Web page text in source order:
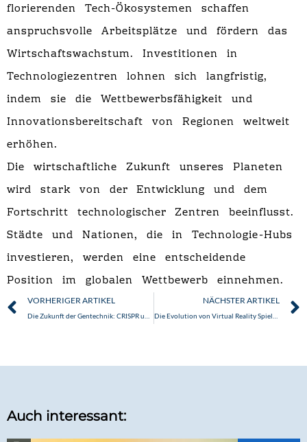
florierenden Tech-Ökosystemen schaffen
anspruchsvolle Arbeitsplätze und fördern das
Wirtschaftswachstum. Investitionen in
Technologiezentren lohnen sich langfristig,
indem sie die Wettbewerbsfähigkeit und
Innovationsbereitschaft von Regionen weltweit
erhöhen.
Die wirtschaftliche Zukunft unseres Planeten
wird stark von der Entwicklung und dem
Fortschritt technologischer Zentren beeinflusst.
Städte und Nationen, die in Technologie-Hubs
investieren, werden eine entscheidende
Position im globalen Wettbewerb einnehmen.
Zurück
VORHERIGER ARTIKEL NÄCHSTER ARTIKEL
Auch interessant: